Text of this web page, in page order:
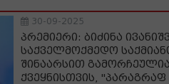
30-09-2025
პრემიერი: ბიძინა
საქველმოქმედო
შინაარსით გამორჩეულია
ქვეყნისთვის,